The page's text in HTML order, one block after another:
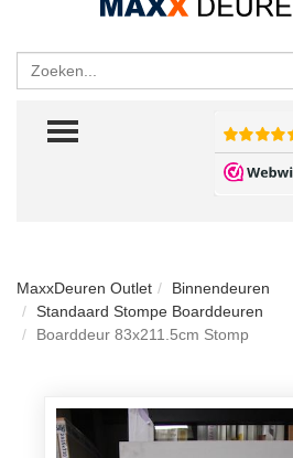
Zoeken
TOGGLE
MaxxDeuren Outlet
Binnendeuren
Standaard Stompe Boarddeuren
Boarddeur 83x211.5cm Stomp